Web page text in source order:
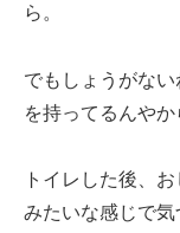
ら。
でもしょうがな
を持ってるんやか
トイレした後、
みたいな感じで